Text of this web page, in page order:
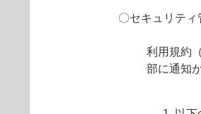
〇セキュリテ
利用規約
部に通知